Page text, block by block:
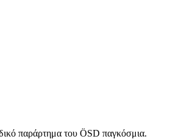
παράρτημα του ÖSD παγκόσμια.